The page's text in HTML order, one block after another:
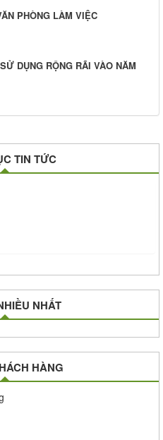
PHÒNG LÀM VIỆC
DỤNG RỘNG RÃI VÀO NĂM
TIN TỨC
NHẤT
HÀNG